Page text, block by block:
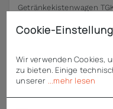
Getränkekistenwagen
1
Cookie-
Wir verwenden Cookies,
zu bieten. Einige
unserer ...mehr lesen